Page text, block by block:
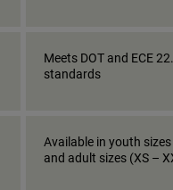
Meets DOT and ECE
standards
Available in youth sizes
and adult sizes (XS –